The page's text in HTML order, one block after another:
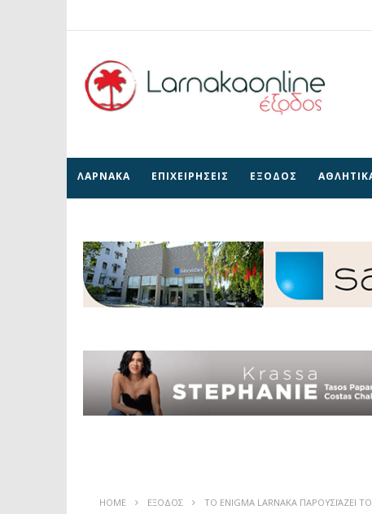
ΛΑΡΝΑΚΑ ΕΠΙΧΕΙΡΗΣΕΙΣ ΕΞΟΔΟΣ
HOME ΕΞΟΔΟΣ ΤΟ ENIGMA LARNAKA